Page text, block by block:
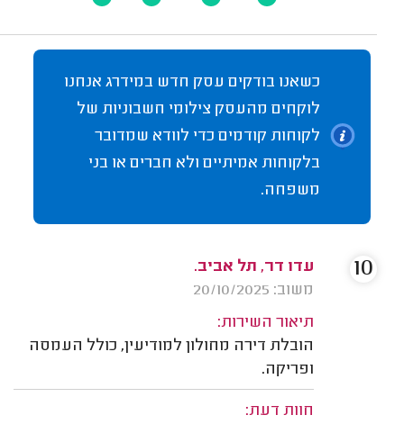
כשאנו בודקים עסק חדש במידרג אנחנו
לוקחים מהעסק צילומי חשבוניות של
לקוחות קודמים כדי לוודא שמדובר
בלקוחות אמיתיים ולא חברים או בני
משפחה.
עדו דר, תל אביב.
משוב: 20/10/2025
תיאור השירות:
הובלת דירה מחולון למודיעין, כולל העמסה
ופריקה.
חוות דעת:
10